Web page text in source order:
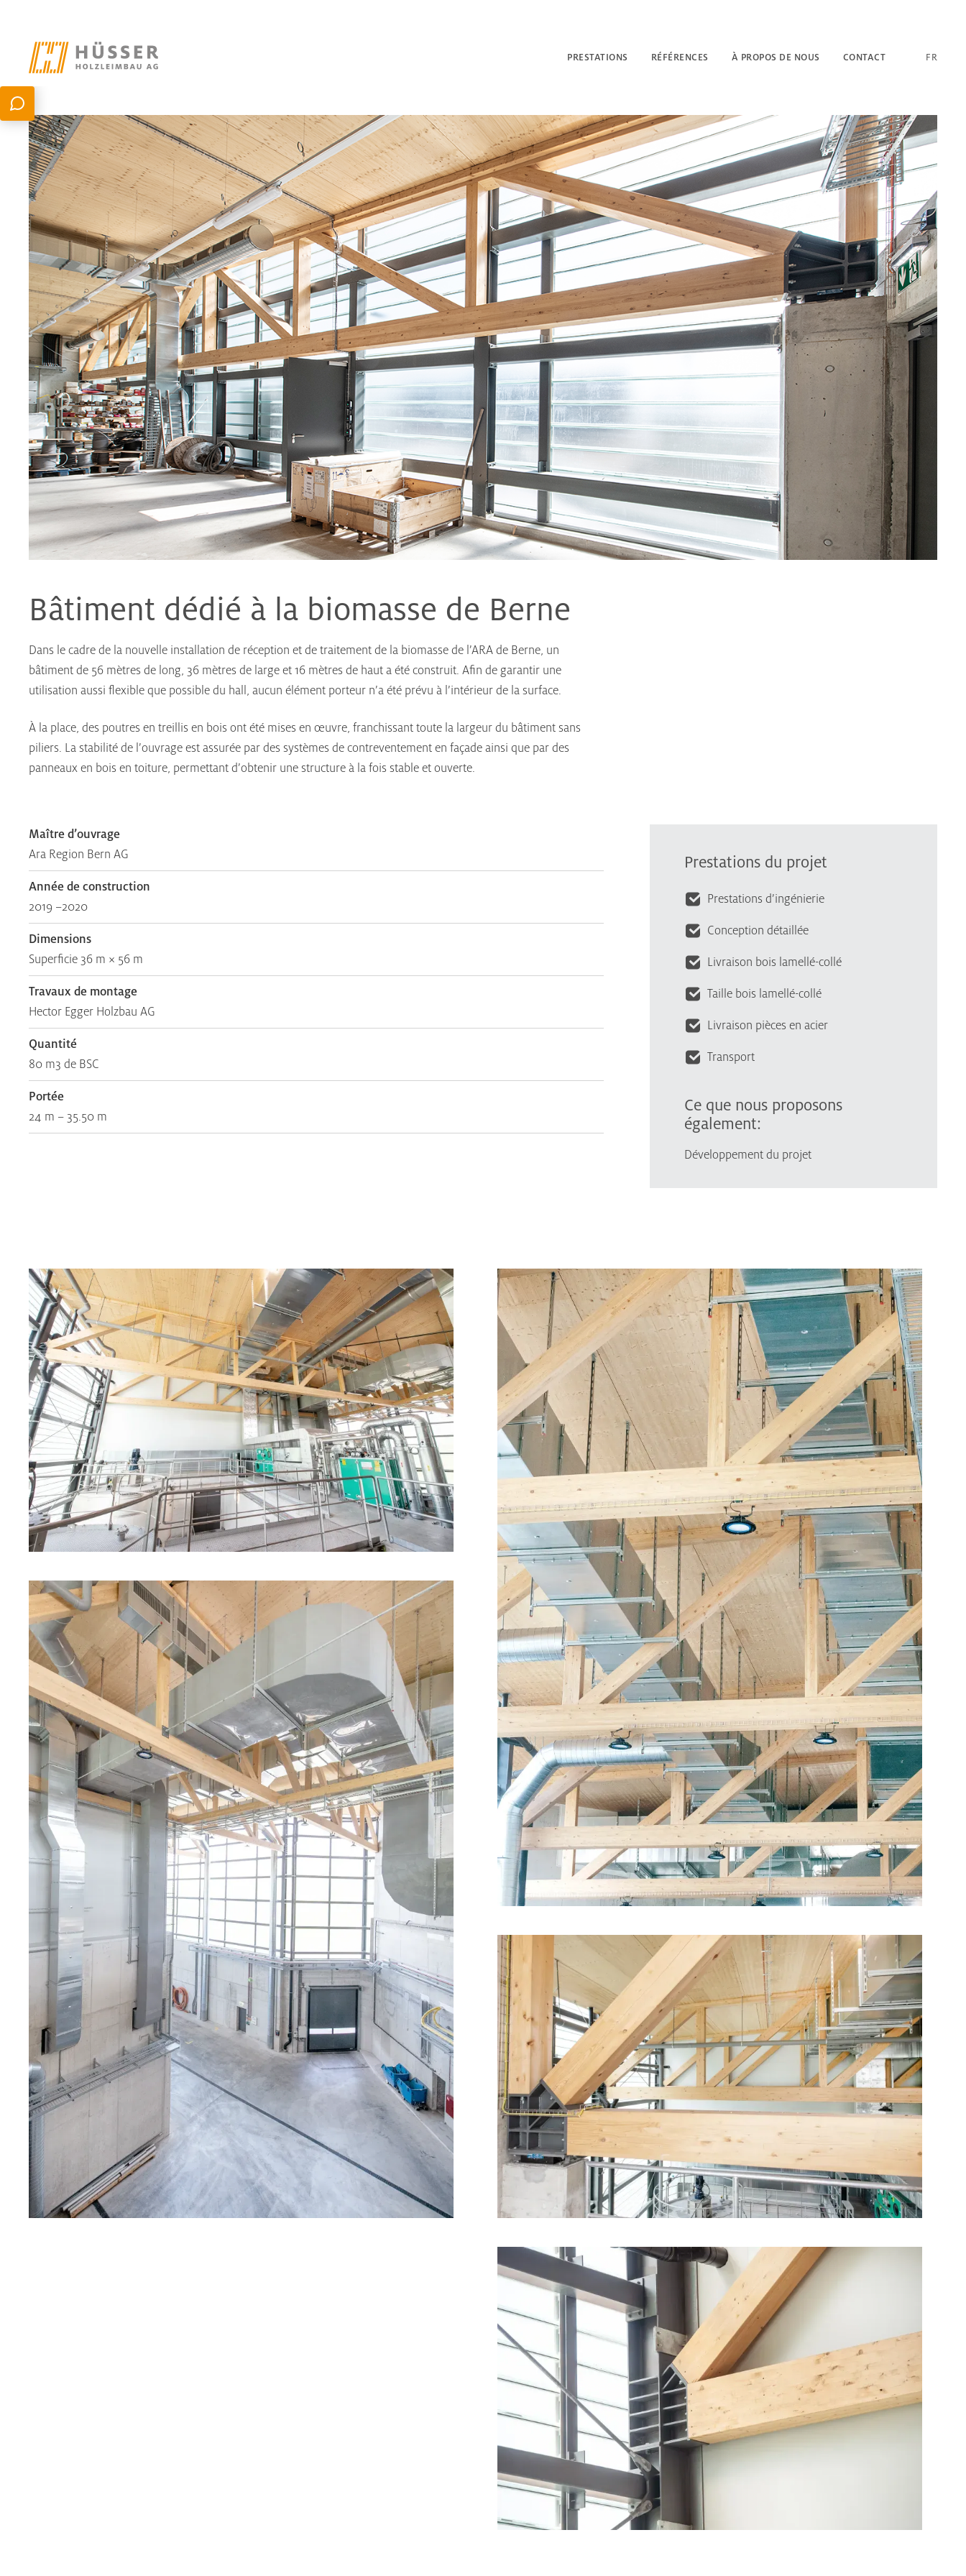
PRESTATIONS RÉFÉRENCES À PROPOS DE NOUS CONTACT FR
Bâtiment dédié à la biomasse de Berne
Dans le cadre de la nouvelle installation de réception et de traitement de la biomasse de l’ARA de Berne, un
bâtiment de 56 mètres de long, 36 mètres de large et 16 mètres de haut a été construit. Afin de garantir une
utilisation aussi flexible que possible du hall, aucun élément porteur n’a été prévu à l’intérieur de la surface.
À la place, des poutres en treillis en bois ont été mises en œuvre, franchissant toute la largeur du bâtiment sans
piliers. La stabilité de l’ouvrage est assurée par des systèmes de contreventement en façade ainsi que par des
panneaux en bois en toiture, permettant d’obtenir une structure à la fois stable et ouverte.
Maître d’ouvrage
Ara Region Bern AG
Année de construction
2019 –2020
Dimensions
Superficie 36 m × 56 m
Travaux de montage
Hector Egger Holzbau AG
Quantité
80 m3 de BSC
Portée
24 m – 35.50 m
Prestations du projet
Prestations d’ingénierie
Conception détaillée
Livraison bois lamellé-collé
Taille bois lamellé-collé
Livraison pièces en acier
Transport
Ce que nous proposons
également:
Développement du projet